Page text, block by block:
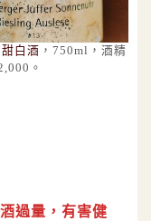
白酒 ，750ml，酒精
。
過量，有害健